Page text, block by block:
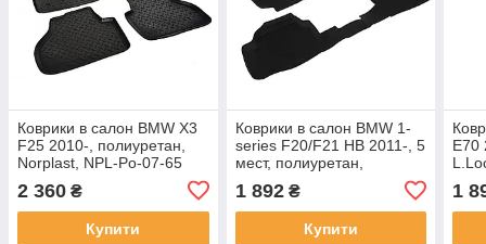
Коврики в салон BMW X3
F25 2010-, полиуретан,
Norplast, NPL-Po-07-65
2 360 ₴
Купити
Коврики в салон BMW 1-
series F20/F21 HB 2011-, 5
мест, полиуретан,
1 892₴
Купити
E70
1